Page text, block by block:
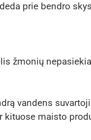
prie bendro
žmonių
vandens
kituose maisto